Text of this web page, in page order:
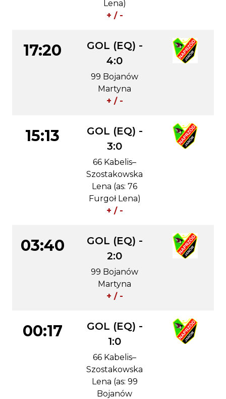
Lena)
+ / -
17:20
GOL (EQ) -
4:0
99 Bojanów
Martyna
+ / -
15:13
GOL (EQ) -
3:0
66 Kabelis–
Szostakowska
Lena (as: 76
Furgoł Lena)
+ / -
03:40
GOL (EQ) -
2:0
99 Bojanów
Martyna
+ / -
00:17
GOL (EQ) -
1:0
66 Kabelis–
Szostakowska
Lena (as: 99
Bojanów